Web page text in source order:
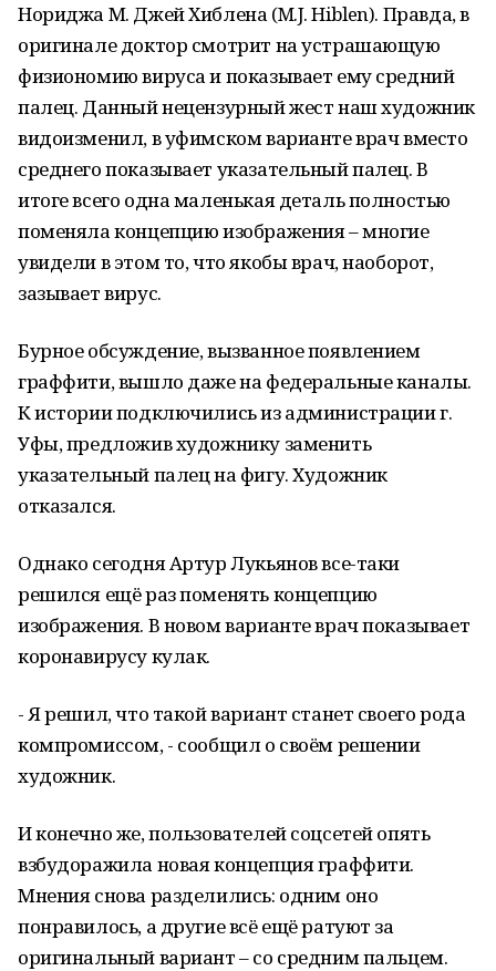
Нориджа М. Джей Хиблена (M.J. Hiblen). Правда, в
оригинале доктор смотрит на устрашающую
физиономию вируса и показывает ему средний
палец. Данный нецензурный жест наш художник
видоизменил, в уфимском варианте врач вместо
среднего показывает указательный палец. В
итоге всего одна маленькая деталь полностью
поменяла концепцию изображения – многие
увидели в этом то, что якобы врач, наоборот,
зазывает вирус.
Бурное обсуждение, вызванное появлением
граффити, вышло даже на федеральные каналы.
К истории подключились из администрации г.
Уфы, предложив художнику заменить
указательный палец на фигу. Художник
отказался.
Однако сегодня Артур Лукьянов все-таки
решился ещё раз поменять концепцию
изображения. В новом варианте врач показывает
коронавирусу кулак.
- Я решил, что такой вариант станет своего рода
компромиссом, - сообщил о своём решении
художник.
И конечно же, пользователей соцсетей опять
взбудоражила новая концепция граффити.
Мнения снова разделились: одним оно
понравилось, а другие всё ещё ратуют за
оригинальный вариант – со средним пальцем.